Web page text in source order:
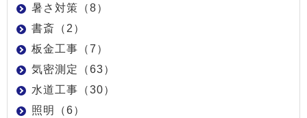
暑さ対策（8）
書斎（2）
板金工事（7）
気密測定（63）
水道工事（30）
照明（6）